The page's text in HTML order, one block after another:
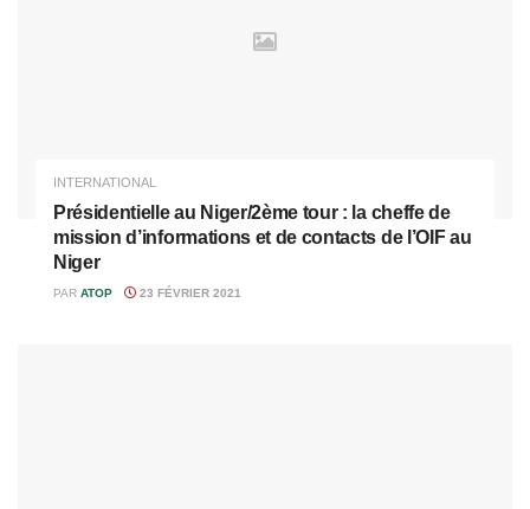
INTERNATIONAL
Présidentielle au Niger/2ème tour : la cheffe de
mission d’informations et de contacts de l’OIF au
Niger
PAR ATOP 23 FÉVRIER 2021